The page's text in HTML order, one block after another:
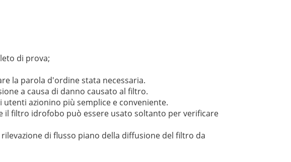
di prova;
la parola d'ordine stata necessaria.
a causa di danno causato al filtro.
azionino più semplice e conveniente.
filtro idrofobo può essere usato soltanto per verificare
di flusso piano della diffusione del filtro da